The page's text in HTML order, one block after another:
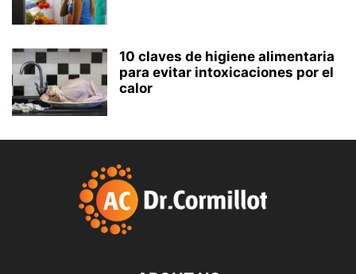
10 claves de higiene alimentaria
para evitar intoxicaciones por el
calor